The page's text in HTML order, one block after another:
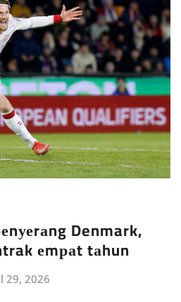
Denmark,
еmраt tаhun
29, 2026